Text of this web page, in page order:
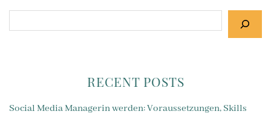
RECENT POSTS
Social Media Managerin werden: Voraussetzungen, Skills